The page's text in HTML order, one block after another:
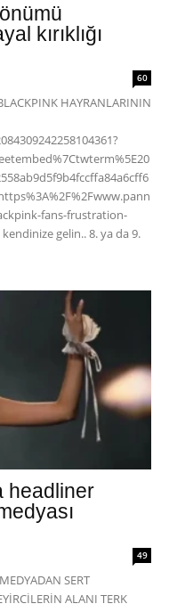
kırıklığı
60
HAYRANLARININ
fans-frustration-
gelin.. 8. ya da 9.
headliner
49
SERT
ALANI TERK